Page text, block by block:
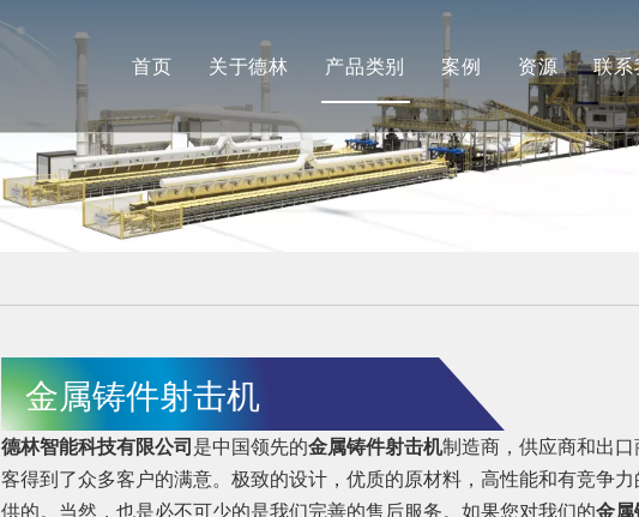
首页 关于德林
公司简介
合作伙伴
产品类别
德林
安肯（机加工）
案例 资源
最新消息
联系
金属铸件射击机
德林智能科技有限公司是中国领先的金属铸件射击机制造商，供应商和出
客得到了众多客户的满意。极致的设计，优质的原材料，高性能和有竞争
供的。当然，也是必不可少的是我们完善的售后服务。如果您对我们的金